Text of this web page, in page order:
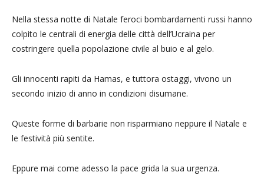
Nella stessa notte di Natale feroci bombardamenti russi hanno
colpito le centrali di energia delle città dell’Ucraina per
costringere quella popolazione civile al buio e al gelo.
Gli innocenti rapiti da Hamas, e tuttora ostaggi, vivono un
secondo inizio di anno in condizioni disumane.
Queste forme di barbarie non risparmiano neppure il Natale e
le festività più sentite.
Eppure mai come adesso la pace grida la sua urgenza.